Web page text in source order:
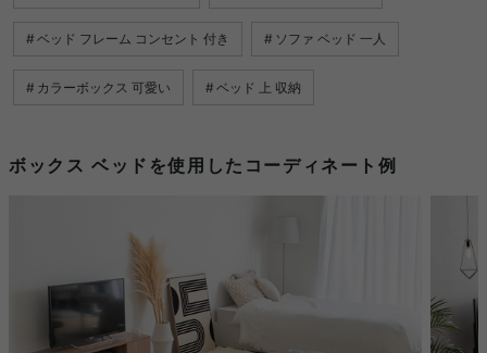
ベッド フレーム コンセント 付き ソファ ベッド 一人
カラーボックス 可愛い ベッド 上 収納
ボックス ベッドを使用したコーディネート例